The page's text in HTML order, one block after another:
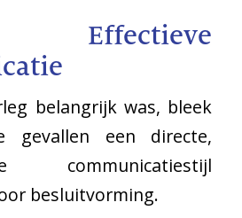
belangrijk was, bleek
gevallen een directe,
communicatiestijl
besluitvorming.